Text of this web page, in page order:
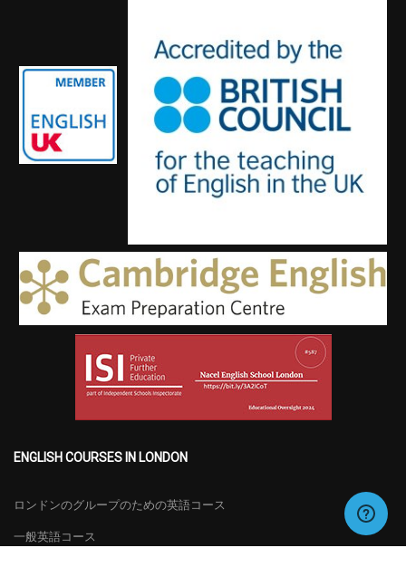
ENGLISH COURSES IN LONDON
ロンドンのグループのための英語コース
一般英語コース